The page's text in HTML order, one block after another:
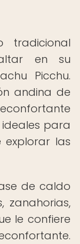
en su
Picchu.
andina de
para
explorar las
de caldo
zanahorias,
le confiere